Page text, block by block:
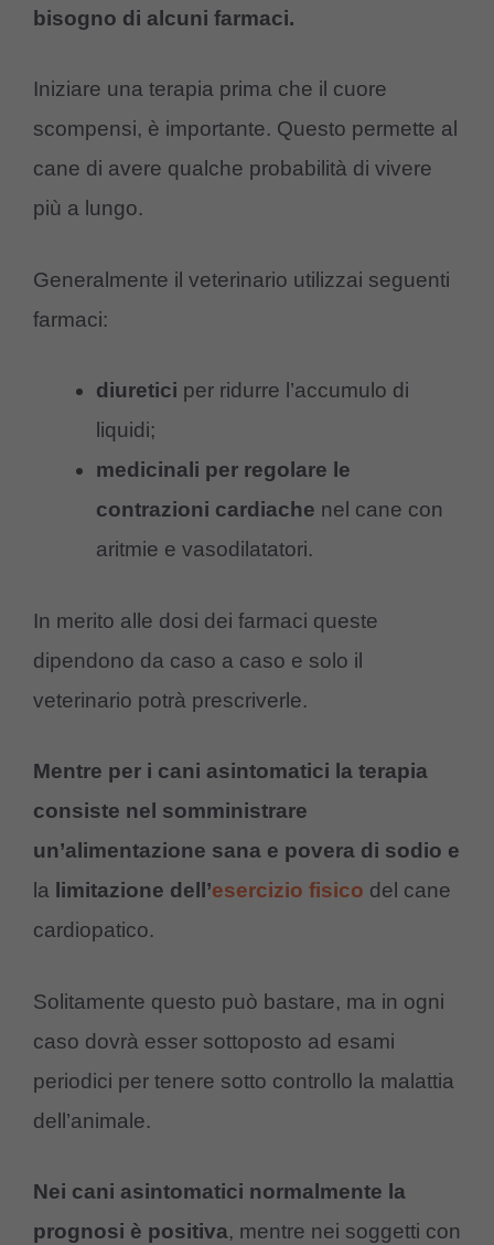
bisogno di alcuni farmaci.
Iniziare una terapia prima che il cuore
scompensi, è importante. Questo permette al
cane di avere qualche probabilità di vivere
più a lungo.
Generalmente il veterinario utilizzai seguenti
farmaci:
diuretici per ridurre l’accumulo di
liquidi;
medicinali per regolare le
contrazioni cardiache nel cane con
aritmie e vasodilatatori.
In merito alle dosi dei farmaci queste
dipendono da caso a caso e solo il
veterinario potrà prescriverle.
Mentre per i cani asintomatici la terapia
consiste nel somministrare
un’alimentazione sana e povera di sodio e
la limitazione dell’esercizio fisico del cane
cardiopatico.
Solitamente questo può bastare, ma in ogni
caso dovrà esser sottoposto ad esami
periodici per tenere sotto controllo la malattia
dell’animale.
Nei cani asintomatici normalmente la
prognosi è positiva, mentre nei soggetti con